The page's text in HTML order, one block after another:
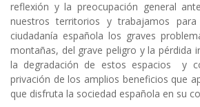
reflexión y la preocupación general
nuestros territorios y trabajamos
ciudadanía española los graves
montañas, del grave peligro y la pérdida
la degradación de estos espacios y
privación de los amplios beneficios que
que disfruta la sociedad española en su